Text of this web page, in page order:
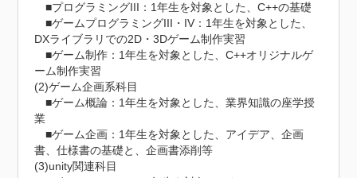
■プログラミングIII：1年生を対象とした、C++の基礎
■ゲームプログラミングIII・IV：1年生を対象とした、
DXライブラリでの2D・3Dゲーム制作実習
■ゲーム制作：1年生を対象とした、C++オリジナルゲ
ーム制作実習
(2)ゲーム企画系科目
■ゲーム概論：1年生を対象とした、業界知識の座学授
業
■ゲーム企画：1年生を対象とした、アイデア、企画
書、仕様書の基礎と、企画書添削等
(3)unity関連科目